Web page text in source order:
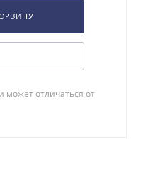
может отличаться от